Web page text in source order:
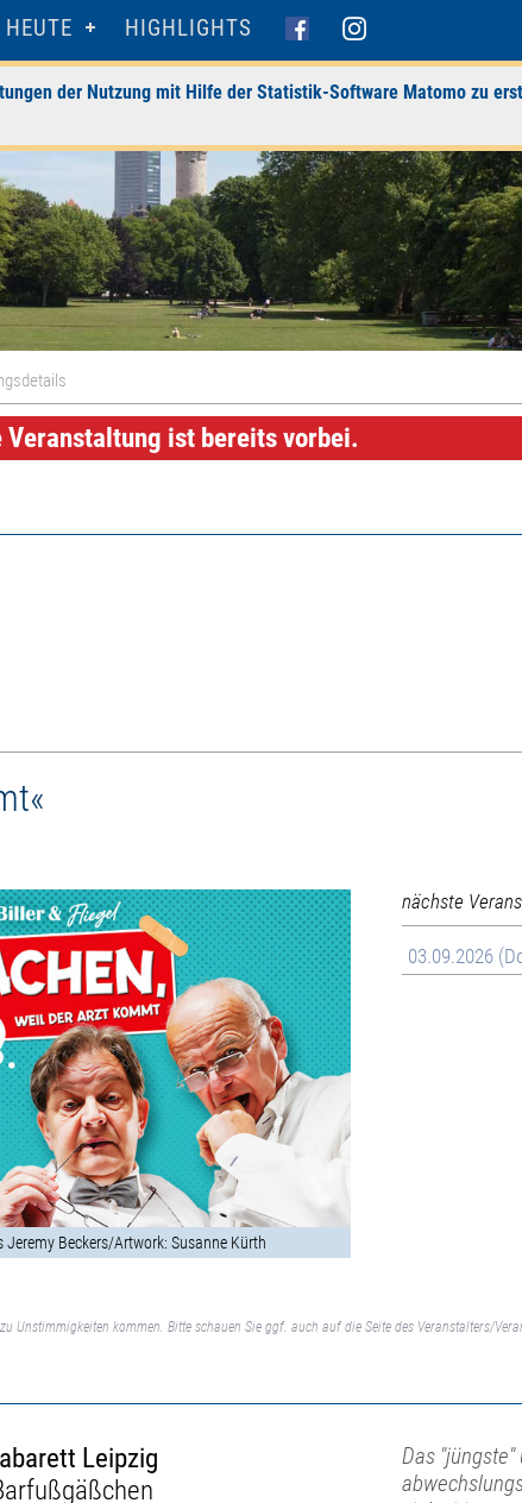
HEUTE HIGHLIGHTS
der Nutzung mit Hilfe der Statistik-Software Matomo zu
Veranstaltung ist bereits vorbei.
Beckers/Artwork: Susanne Kürth
nächste
03.09.2026
kommen. Bitte schauen Sie ggf. auch auf die Seite des Veranstalters/
Leipzig
Das